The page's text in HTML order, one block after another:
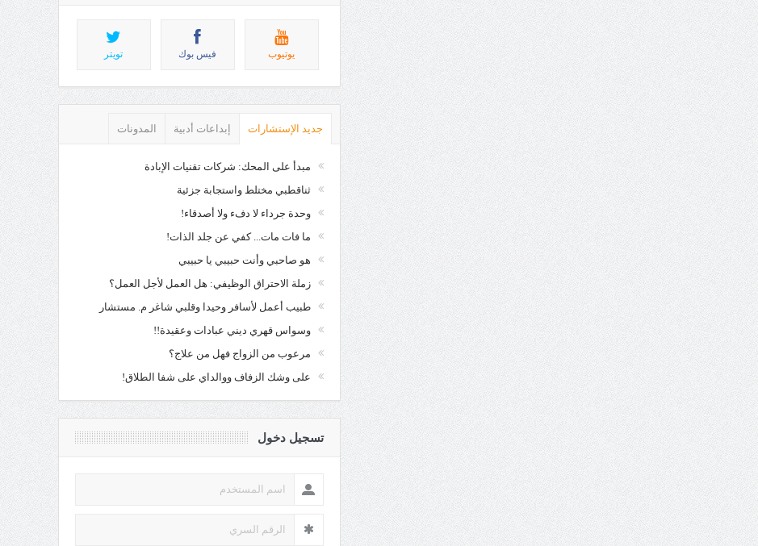
يوتيوب فيس بوك تويتر
جديد الإستشارات إبداعات أدبية المدونات
مبدأ على المحك: شركات تقنيات الإبادة
ثناقطبي مختلط واستجابة جزئية
وحدة جرداء لا دفء ولا أصدقاء!
ما فات مات... كفي عن جلد الذات!
هو صاحبي وأنت حبيبي يا حبيبي
زملة الاحتراق الوظيفي: هل العمل لأجل العمل؟
طبيب أعمل لأسافر وحيدا وقلبي شاغر م. مستشار
وسواس قهري ديني عبادات وعقيدة!!
مرعوب من الزواج فهل من علاج؟
على وشك الزفاف ووالداي على شفا الطلاق!
تسجيل دخول